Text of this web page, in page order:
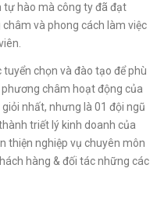
tự hào mà công ty đã đạt
và phong cách làm việc
chọn và đào tạo để phù
châm hoạt động của
nhất, nhưng là 01 đội ngũ
triết lý kinh doanh của
thiện nghiệp vụ chuyên môn
hàng & đối tác những các